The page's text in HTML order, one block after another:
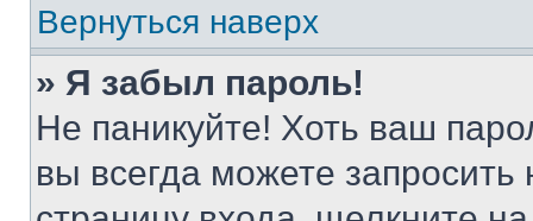
Вернуться наверх
» Я забыл пароль!
Не паникуйте! Хоть ваш
вы всегда можете